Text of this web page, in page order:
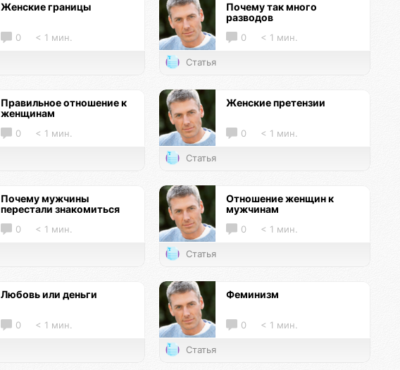
Женские границы
0 < 1 мин.
Почему так много
разводов
0 < 1 мин.
Статья
Правильное отношение к
женщинам
0 < 1 мин.
Женские претензии
0 < 1 мин.
Статья
Почему мужчины
перестали знакомиться
0 < 1 мин.
Отношение женщин к
мужчинам
0 < 1 мин.
Статья
Любовь или деньги
0 < 1 мин.
Феминизм
0 < 1 мин.
Статья